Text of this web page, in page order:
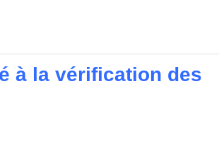
à la vérification des